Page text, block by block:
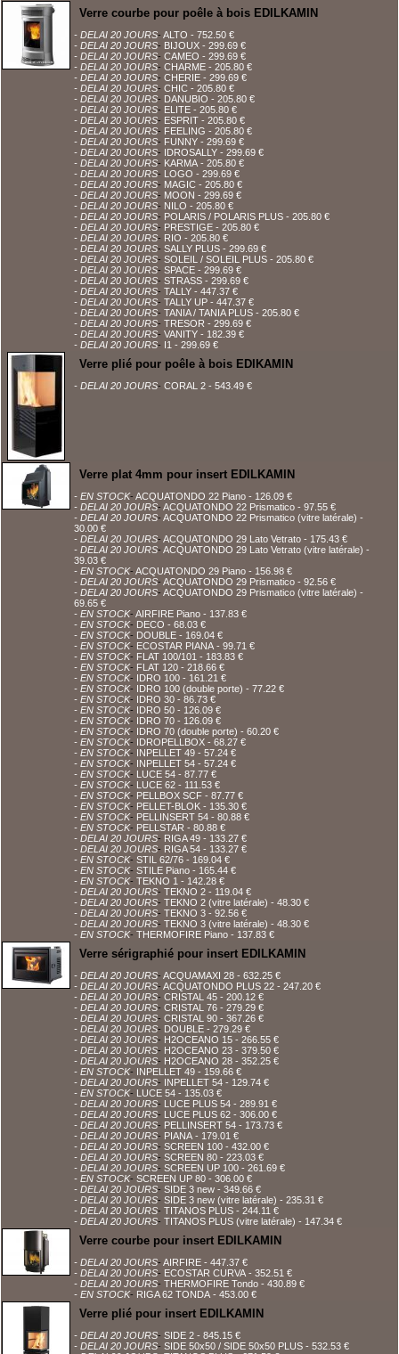
Verre courbe pour poêle à bois EDILKAMIN
- ALTO
- DELAI 20 JOURS
- 752.50 €
- BIJOUX
- DELAI 20 JOURS
- 299.69 €
- CAMEO
- DELAI 20 JOURS
- 299.69 €
- CHARME
- DELAI 20 JOURS
- 205.80 €
- CHERIE
- DELAI 20 JOURS
- 299.69 €
- CHIC
- DELAI 20 JOURS
- 205.80 €
- DANUBIO
- DELAI 20 JOURS
- 205.80 €
- ELITE
- DELAI 20 JOURS
- 205.80 €
- ESPRIT
- DELAI 20 JOURS
- 205.80 €
- FEELING
- DELAI 20 JOURS
- 205.80 €
- FUNNY
- DELAI 20 JOURS
- 299.69 €
- IDROSALLY
- DELAI 20 JOURS
- 299.69 €
- KARMA
- DELAI 20 JOURS
- 205.80 €
- LOGO
- DELAI 20 JOURS
- 299.69 €
- MAGIC
- DELAI 20 JOURS
- 205.80 €
- MOON
- DELAI 20 JOURS
- 299.69 €
- NILO
- DELAI 20 JOURS
- 205.80 €
- POLARIS / POLARIS PLUS
- DELAI 20 JOURS
- 205.80 €
- PRESTIGE
- DELAI 20 JOURS
- 205.80 €
- RIO
- DELAI 20 JOURS
- 205.80 €
- SALLY PLUS
- DELAI 20 JOURS
- 299.69 €
- SOLEIL / SOLEIL PLUS
- DELAI 20 JOURS
- 205.80 €
- SPACE
- DELAI 20 JOURS
- 299.69 €
- STRASS
- DELAI 20 JOURS
- 299.69 €
- TALLY
- DELAI 20 JOURS
- 447.37 €
- TALLY UP
- DELAI 20 JOURS
- 447.37 €
- TANIA / TANIA PLUS
- DELAI 20 JOURS
- 205.80 €
- TRESOR
- DELAI 20 JOURS
- 299.69 €
- VANITY
- DELAI 20 JOURS
- 182.39 €
- I1
- DELAI 20 JOURS - 299.69 €
Verre plié pour poêle à bois EDIKAMIN
- CORAL 2
- DELAI 20 JOURS - 543.49 €
Verre plat 4mm pour insert EDILKAMIN
- ACQUATONDO 22 Piano
- EN STOCK
- 126.09 €
- ACQUATONDO 22 Prismatico
- DELAI 20 JOURS
- 97.55 €
- ACQUATONDO 22 Prismatico (vitre latérale)
- DELAI 20 JOURS
-
30.00 €
- ACQUATONDO 29 Lato Vetrato
- DELAI 20 JOURS
- 175.43 €
- ACQUATONDO 29 Lato Vetrato (vitre latérale)
- DELAI 20 JOURS
-
39.03 €
- ACQUATONDO 29 Piano
- EN STOCK
- 156.98 €
- ACQUATONDO 29 Prismatico
- DELAI 20 JOURS
- 92.56 €
- ACQUATONDO 29 Prismatico (vitre latérale)
- DELAI 20 JOURS
-
69.65 €
- AIRFIRE Piano
- EN STOCK
- 137.83 €
- DECO
- EN STOCK
- 68.03 €
- DOUBLE
- EN STOCK
- 169.04 €
- ECOSTAR PIANA
- EN STOCK
- 99.71 €
- FLAT 100/101
- EN STOCK
- 183.83 €
- FLAT 120
- EN STOCK
- 218.66 €
- IDRO 100
- EN STOCK
- 161.21 €
- IDRO 100 (double porte)
- EN STOCK
- 77.22 €
- IDRO 30
- EN STOCK
- 86.73 €
- IDRO 50
- EN STOCK
- 126.09 €
- IDRO 70
- EN STOCK
- 126.09 €
- IDRO 70 (double porte)
- EN STOCK
- 60.20 €
- IDROPELLBOX
- EN STOCK
- 68.27 €
- INPELLET 49
- EN STOCK
- 57.24 €
- INPELLET 54
- EN STOCK
- 57.24 €
- LUCE 54
- EN STOCK
- 87.77 €
- LUCE 62
- EN STOCK
- 111.53 €
- PELLBOX SCF
- EN STOCK
- 87.77 €
- PELLET-BLOK
- EN STOCK
- 135.30 €
- PELLINSERT 54
- EN STOCK
- 80.88 €
- PELLSTAR
- EN STOCK
- 80.88 €
- RIGA 49
- DELAI 20 JOURS
- 133.27 €
- RIGA 54
- DELAI 20 JOURS
- 133.27 €
- STIL 62/76
- EN STOCK
- 169.04 €
- STILE Piano
- EN STOCK
- 165.44 €
- TEKNO 1
- EN STOCK
- 142.28 €
- TEKNO 2
- DELAI 20 JOURS
- 119.04 €
- TEKNO 2 (vitre latérale)
- DELAI 20 JOURS
- 48.30 €
- TEKNO 3
- DELAI 20 JOURS
- 92.56 €
- TEKNO 3 (vitre latérale)
- DELAI 20 JOURS
- 48.30 €
- THERMOFIRE Piano
- EN STOCK - 137.83 €
Verre sérigraphié pour insert EDILKAMIN
- ACQUAMAXI 28
- DELAI 20 JOURS
- 632.25 €
- ACQUATONDO PLUS 22
- DELAI 20 JOURS
- 247.20 €
- CRISTAL 45
- DELAI 20 JOURS
- 200.12 €
- CRISTAL 76
- DELAI 20 JOURS
- 279.29 €
- CRISTAL 90
- DELAI 20 JOURS
- 367.26 €
- DOUBLE
- DELAI 20 JOURS
- 279.29 €
- H2OCEANO 15
- DELAI 20 JOURS
- 266.55 €
- H2OCEANO 23
- DELAI 20 JOURS
- 379.50 €
- H2OCEANO 28
- DELAI 20 JOURS
- 352.25 €
- INPELLET 49
- EN STOCK
- 159.66 €
- INPELLET 54
- DELAI 20 JOURS
- 129.74 €
- LUCE 54
- EN STOCK
- 135.03 €
- LUCE PLUS 54
- DELAI 20 JOURS
- 289.91 €
- LUCE PLUS 62
- DELAI 20 JOURS
- 306.00 €
- PELLINSERT 54
- DELAI 20 JOURS
- 173.73 €
- PIANA
- DELAI 20 JOURS
- 179.01 €
- SCREEN 100
- DELAI 20 JOURS
- 432.00 €
- SCREEN 80
- DELAI 20 JOURS
- 223.03 €
- SCREEN UP 100
- DELAI 20 JOURS
- 261.69 €
- SCREEN UP 80
- EN STOCK
- 306.00 €
- SIDE 3 new
- DELAI 20 JOURS
- 349.66 €
- SIDE 3 new (vitre latérale)
- DELAI 20 JOURS
- 235.31 €
- TITANOS PLUS
- DELAI 20 JOURS
- 244.11 €
- TITANOS PLUS (vitre latérale)
- DELAI 20 JOURS - 147.34 €
Verre courbe pour insert EDILKAMIN
- AIRFIRE
- DELAI 20 JOURS
- 447.37 €
- ECOSTAR CURVA
- DELAI 20 JOURS
- 352.51 €
- THERMOFIRE Tondo
- DELAI 20 JOURS
- 430.89 €
- RIGA 62 TONDA
- EN STOCK - 453.00 €
Verre plié pour insert EDILKAMIN
- SIDE 2
- DELAI 20 JOURS
- 845.15 €
- SIDE 50x50 / SIDE 50x50 PLUS
- DELAI 20 JOURS
- 532.53 €